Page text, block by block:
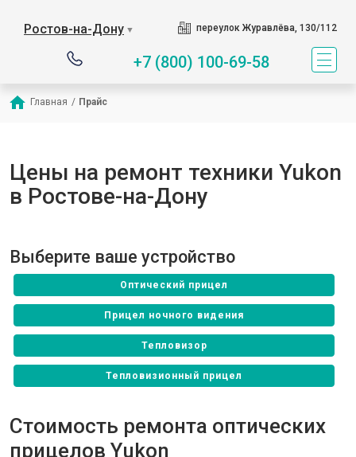
Ростов-на-Дону ▼ переулок Журавлёва, 130/112
+7 (800) 100-69-58
Главная / Прайс
Цены на ремонт техники Yukon
в Ростове-на-Дону
Выберите ваше устройство
Оптический прицел
Прицел ночного видения
Тепловизор
Тепловизионный прицел
Стоимость ремонта оптических
прицелов Yukon